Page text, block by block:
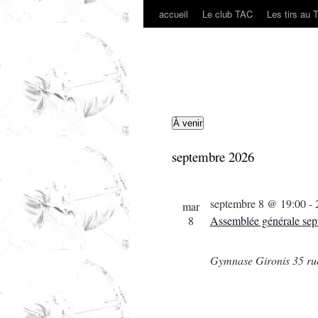
Aller
accueil Le club TAC Les tirs au
Évènements
À venir
une
septembre 2026
mar
8
Assemblée générale
septembre 8 @ 19:00-
Gymnase Gironis35